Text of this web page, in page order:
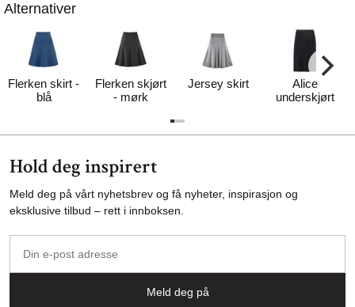
Alternativer
Flerken skirt -
blå
Flerken skjørt
- mørk
Jersey skirt
Alice
underskjørt
Hold deg inspirert
Meld deg på vårt nyhetsbrev og få nyheter, inspirasjon og
eksklusive tilbud – rett i innboksen.
post
Meld deg på